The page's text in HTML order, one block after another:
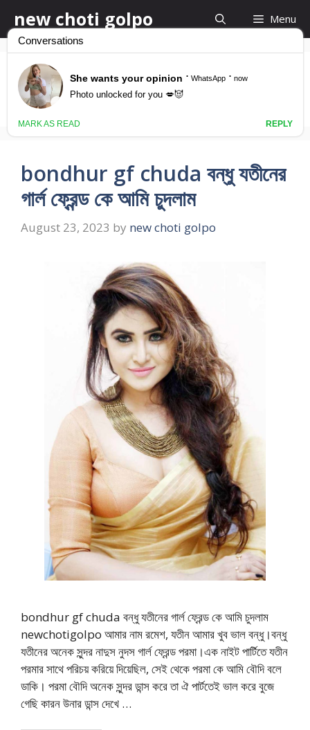
to
content
new choti golpo Menu
গার্লফ্রেন্ড কে চুদার কাহিনী
bondhur gf chuda বন্ধু যতীনের
গার্ল ফ্রেন্ড কে আমি চুদলাম
August 23, 2023 by new choti golpo
bondhur gf chuda বন্ধু যতীনের গার্ল ফ্রেন্ড কে আমি চুদলাম
newchotigolpo আমার নাম রমেশ, যতীন আমার খুব ভাল বন্ধু।বন্ধু
যতীনের অনেক সুন্দর নাদুস নুদস গার্ল ফ্রেন্ড পরমা।এক নাইট পার্টিতে যতীন
পরমার সাথে পরিচয় করিয়ে দিয়েছিল, সেই থেকে পরমা কে আমি বৌদি বলে
ডাকি। পরমা বৌদি অনেক সুন্দর ডান্স করে তা ঐ পার্টতেই ভাল করে বুজে
গেছি কারন উনার ডান্স দেখে …